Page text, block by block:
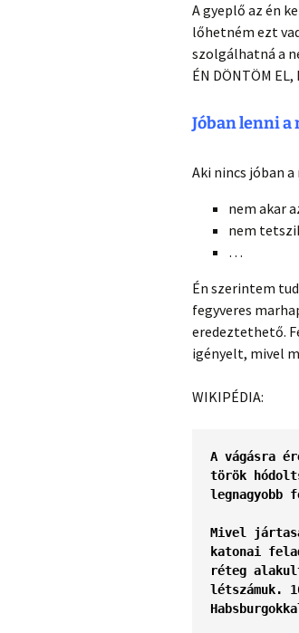
A gyeplő az én
lőhetném ezt
szolgálhatná a
ÉN DÖNTÖM EL,
Jóban lenni
Aki nincs jóban
nem akar
nem
…
Én szerintem
fegyveres
eredeztethető.
igényelt, mivel
WIKIPÉDIA:
török
legnagyobb
Mivel
katonai
réteg
létszámuk.